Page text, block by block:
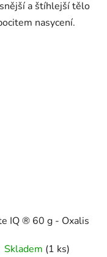
a štíhlejší tělo
nasycení.
IQ ® 60 g - Oxalis
Skladem (1 ks)